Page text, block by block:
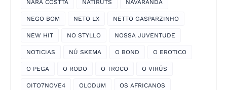
NARA COSTTA NATIRUTS NAVARANDA
NEGO BOM NETO LX NETTO GASPARZINHO
NEW HIT NO STYLLO NOSSA JUVENTUDE
NOTICIAS NÚ SKEMA O BOND O EROTICO
O PEGA O RODO O TROCO O VIRÚS
OITO7NOVE4 OLODUM OS AFRICANOS